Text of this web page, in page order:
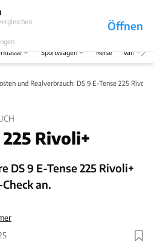
Öffnen
Abo
Menü
Sportwagen Reise Van
und Realverbrauch: DS 9 E-Tense 225 Rivoli+
Rivoli+
DS 9 E-Tense 225 Rivoli+
an.